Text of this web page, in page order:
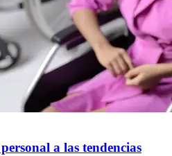
a las tendencias